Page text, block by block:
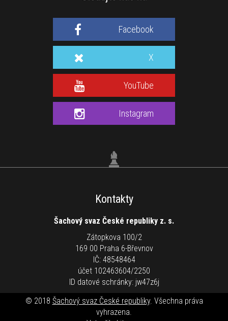
Facebook
X
YouTube
Instagram
Kontakty
Šachový svaz České republiky z. s.
Zátopkova 100/2
169 00 Praha 6-Břevnov
IČ: 48548464
účet 102463604/2250
ID datové schránky: jw47z6j
© 2018 Šachový svaz České republiky. Všechna práva
vyhrazena.